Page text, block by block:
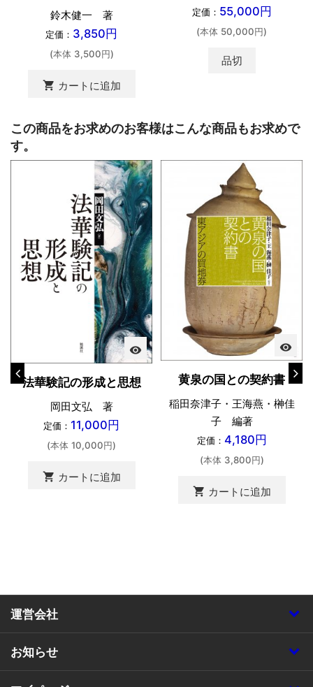
鈴木健一 著
定価： 3,850円
(本体 3,500円)
shopping_cart カートに追加
定価： 55,000円
(本体 50,000円)
品切
この商品をお求めのお客様はこんな商品もお求めで
す。
visibility
法華験記の形成と思想
岡田文弘 著
定価： 11,000円
(本体 10,000円)
shopping_cart カートに追加
visibility
黄泉の国との契約書
稲田奈津子・王海燕・榊佳
子 編著
定価： 4,180円
(本体 3,800円)
shopping_cart カートに追加
運営会社
お知らせ